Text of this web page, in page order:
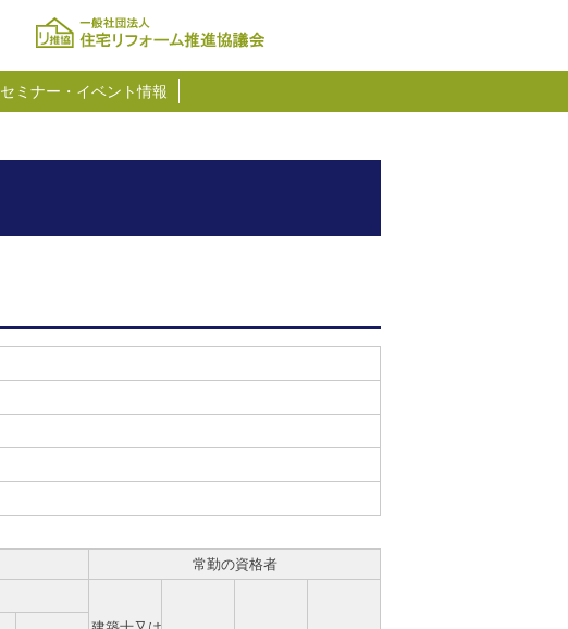
セミナー・イベント情報
常勤の資格者